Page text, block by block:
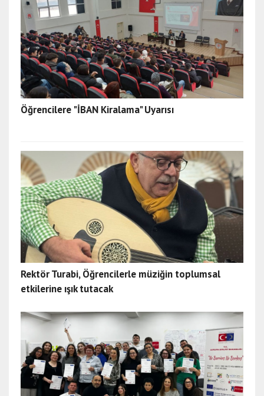
Öğrencilere "İBAN Kiralama" Uyarısı
Rektör Turabi, Öğrencilerle müziğin toplumsal
etkilerine ışık tutacak